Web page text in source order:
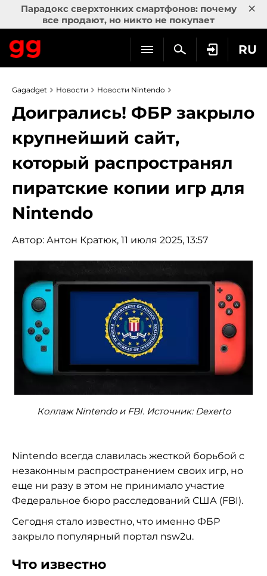
Парадокс сверхтонких смартфонов: почему
все продают, но никто не покупает
×
RU
Gagadget Новости Новости Nintendo
Доигрались! ФБР закрыло
крупнейший сайт,
который распространял
пиратские копии игр для
Nintendo
Автор: Антон Кратюк, 11 июля 2025, 13:57
Коллаж Nintendo и FBI. Источник: Dexerto
Nintendo всегда славилась жесткой борьбой с
незаконным распространением своих игр, но
еще ни разу в этом не принимало участие
Федеральное бюро расследований США (FBI).
Сегодня стало известно, что именно ФБР
закрыло популярный портал nsw2u.
Что известно